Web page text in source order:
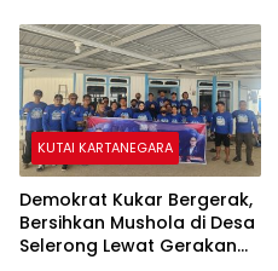
KUTAI KARTANEGARA
Demokrat Kukar Bergerak,
Bersihkan Mushola di Desa
Selerong Lewat Gerakan